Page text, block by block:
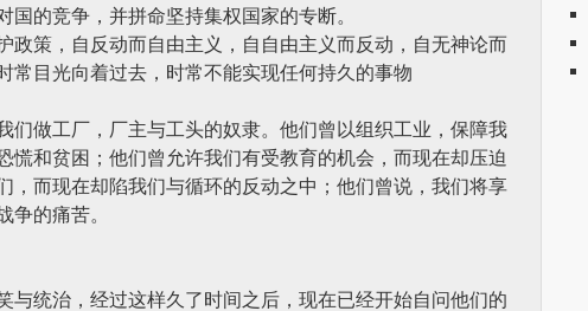
的竞争，并拼命坚持集权国家的专断。
策，自反动而自由主义，自自由主义而反动，自无神论而
常目光向着过去，时常不能实现任何持久的事物
做工厂，厂主与工头的奴隶。他们曾以组织工业，保障我
和贫困；他们曾允许我们有受教育的机会，而现在却压迫
，而现在却陷我们与循环的反动之中；他们曾说，我们将享
争的痛苦。
统治，经过这样久了时间之后，现在已经开始自问他们的